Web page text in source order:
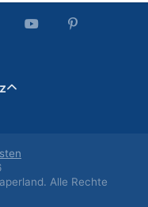
Alle Rechte